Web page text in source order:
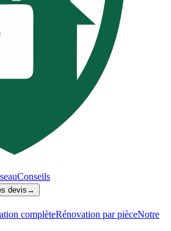
Conseils
devis →
complèteRénovation par pièceNotre